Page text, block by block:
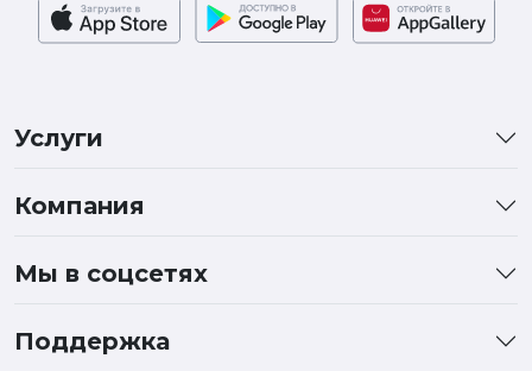
Услуги
Компания
Мы в соцсетях
Поддержка